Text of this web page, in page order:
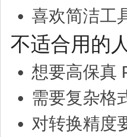
喜欢简洁工
不适合用的
想要高保真
需要复杂格
对转换精度